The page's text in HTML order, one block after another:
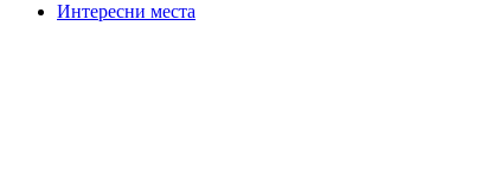
Интересни места